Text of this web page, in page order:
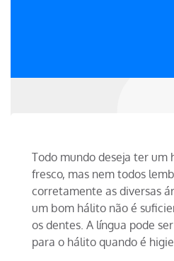
Todo mundo deseja ter um
fresco, mas nem todos
corretamente as diversas
um bom hálito não é
os dentes. A língua pode
para o hálito quando é